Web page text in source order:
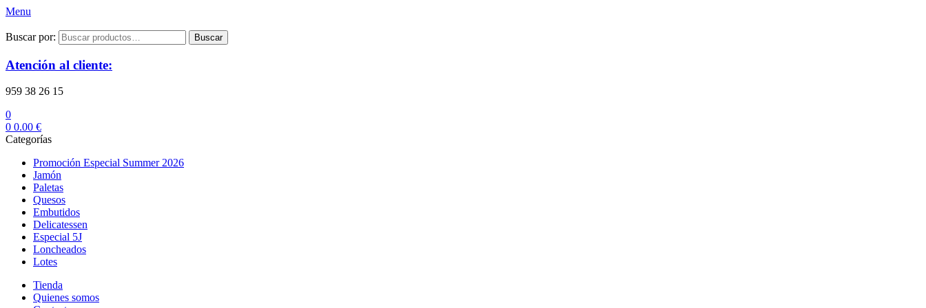
Menu
Buscar por: Buscar
Atención al cliente:
959 38 26 15
0
0 0.00 €
Categorías
Promoción Especial Summer 2026
Jamón
Paletas
Quesos
Embutidos
Delicatessen
Especial 5J
Loncheados
Lotes
Tienda
Quienes somos